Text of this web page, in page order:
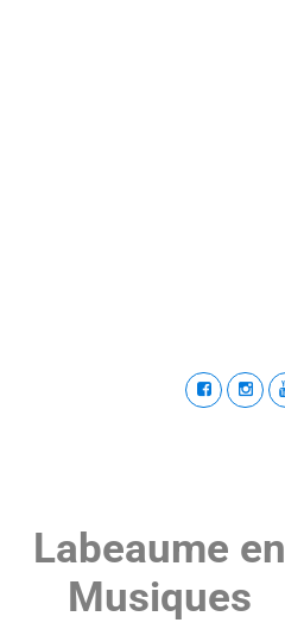
Labeaume en
Musiques